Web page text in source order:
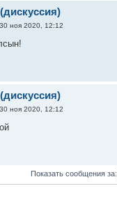
ноя 2020, 12:12
ноя 2020, 12:12
Показать сообщения за: